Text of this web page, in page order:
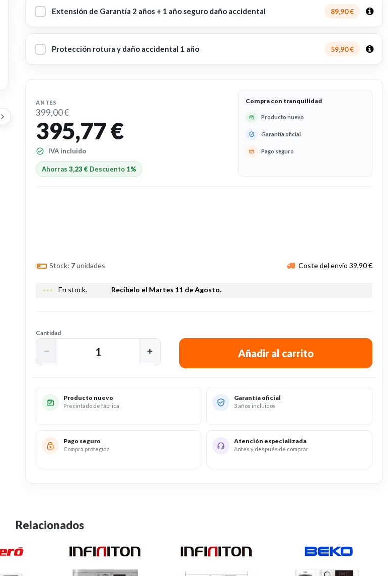
Extensión de Garantía 2 años + 1 año seguro daño accidental 89,90 €
Protección rotura y daño accidental 1 año 59,90 €
ANTES
399,00 €
395,77 €
IVA incluido
Ahorras 3,23 € Descuento 1%
Compra con tranquilidad
Producto nuevo
Garantía oficial
Pago seguro
Stock: 7unidades Coste del envío 39,90 €
more_horiz En stock. Recíbelo el Martes 11 de Agosto.
Cantidad
Producto nuevo
Precintado de fábrica
Garantía oficial
3 años incluidos
Pago seguro
Compra protegida
Atención especializada
Antes y después de comprar
Relacionados